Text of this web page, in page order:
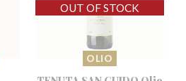
OLIO